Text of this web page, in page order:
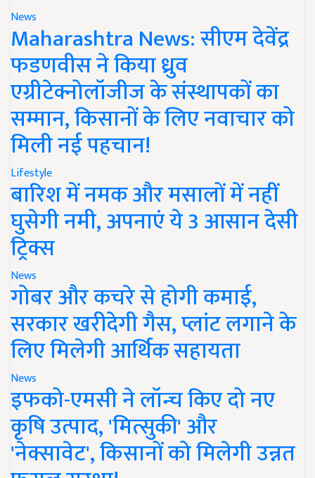
News
Maharashtra News: सीएम देवेंद्र
फडणवीस ने किया ध्रुव
एग्रीटेक्नोलॉजीज के संस्थापकों का
सम्मान, किसानों के लिए नवाचार को
मिली नई पहचान!
Lifestyle
बारिश में नमक और मसालों में नहीं
घुसेगी नमी, अपनाएं ये 3 आसान देसी
ट्रिक्स
News
गोबर और कचरे से होगी कमाई,
सरकार खरीदेगी गैस, प्लांट लगाने के
लिए मिलेगी आर्थिक सहायता
News
इफको-एमसी ने लॉन्च किए दो नए
कृषि उत्पाद, 'मित्सुकी' और
'नेक्सावेट', किसानों को मिलेगी उन्नत